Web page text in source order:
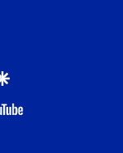
google
youtube-